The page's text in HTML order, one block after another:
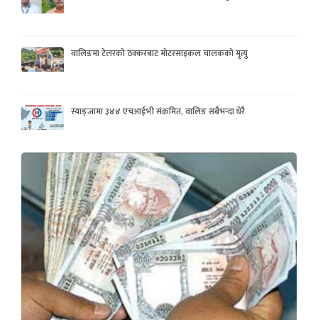
वालिङमा टेलरको ठक्करबाट मोटरसाइकल चालकको मृत्यु
स्याङ्जामा ३४४ एचआईभी संक्रमित, वालिङ सबैभन्दा धेरै